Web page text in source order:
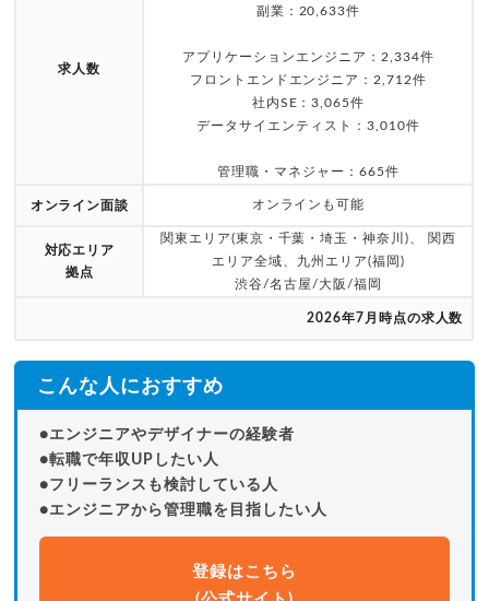
求人数
副業：20,633件
アプリケーションエンジニア：2,334件
フロントエンドエンジニア：2,712件
社内SE：3,065件
データサイエンティスト：3,010件
管理職・マネジャー：665件
オンライン面談 オンラインも可能
対応エリア
拠点
関東エリア(東京・千葉・埼玉・神奈川)、 関西
エリア全域、九州エリア(福岡)
渋谷/名古屋/大阪/福岡
2026年7月時点の求人数
こんな人におすすめ
●エンジニアやデザイナーの経験者
●転職で年収UPしたい人
●フリーランスも検討している人
●エンジニアから管理職を目指したい人
登録はこちら